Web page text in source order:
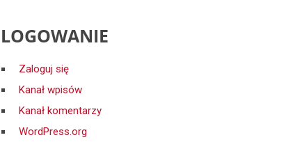
LOGOWANIE
Zaloguj się
Kanał wpisów
Kanał komentarzy
WordPress.org